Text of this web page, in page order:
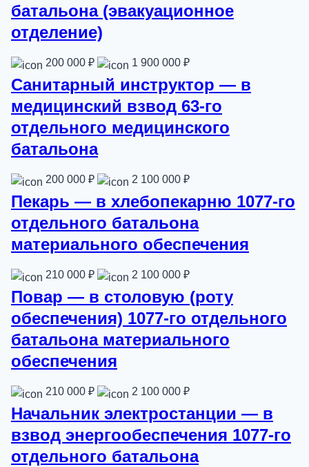
батальона (эвакуационное
отделение)
200 000 ₽ 1 900 000 ₽
Санитарный инструктор — в
медицинский взвод 63-го
отдельного медицинского
батальона
200 000 ₽ 2 100 000 ₽
Пекарь — в хлебопекарню 1077-го
отдельного батальона
материального обеспечения
210 000 ₽ 2 100 000 ₽
Повар — в столовую (роту
обеспечения) 1077-го отдельного
батальона материального
обеспечения
210 000 ₽ 2 100 000 ₽
Начальник электростанции — в
взвод энергообеспечения 1077-го
отдельного батальона